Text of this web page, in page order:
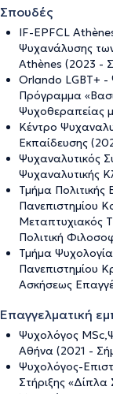
Σπουδές
IF-EPFCL
Ψυχανάλυσης
Athènes (2023 -
Orlando LGBT+ -
Πρόγραμμα
Ψυχοθεραπείας
Κέντρο
Εκπαίδευσης
Ψυχαναλυτικός
Ψυχαναλυτικής
Τμήμα Πολιτικής
Πανεπιστημίου
Μεταπτυχιακός
Πολιτική
Τμήμα
Πανεπιστημίου
Ασκήσεως
Επαγγελματική
Ψυχολόγος
Aθήνα (2021 -
Ψυχολόγος-
Στήριξης